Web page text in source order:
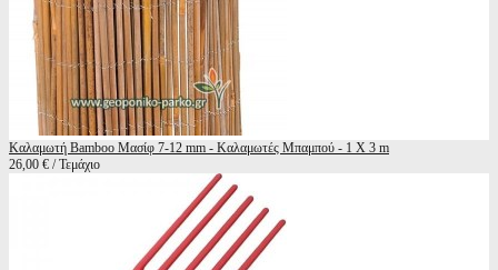
Καλαμωτή Bamboo Μασίφ 7-12 mm - Καλαμωτές Μπαμπού - 1 Χ 3 m
26,00 € / Τεμάχιο